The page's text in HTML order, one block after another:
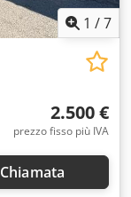
1 /7
2.500 €
prezzo fisso più IVA
Chiamata